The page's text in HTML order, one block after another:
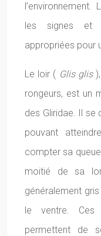
l’environnement.
les signes et
appropriées pour
Le loir ( Glis glis
rongeurs, est un
des Gliridae. Il se
pouvant
compter sa
moitié de sa
généralement
le ventre. Ces
permettent de